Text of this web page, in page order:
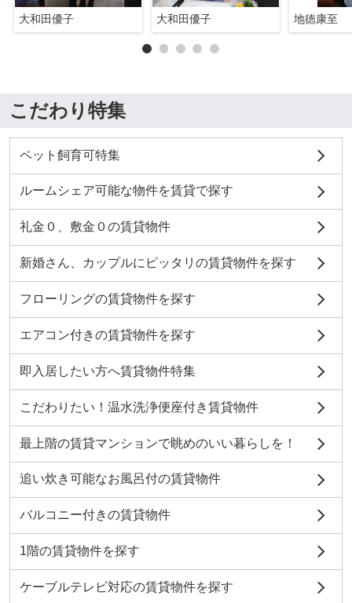
大和田優子 大和田優子 地徳康至
こだわり特集
ペット飼育可特集
ルームシェア可能な物件を賃貸で探す
礼金０、敷金０の賃貸物件
新婚さん、カップルにピッタリの賃貸物件を探す
フローリングの賃貸物件を探す
エアコン付きの賃貸物件を探す
即入居したい方へ賃貸物件特集
こだわりたい！温水洗浄便座付き賃貸物件
最上階の賃貸マンションで眺めのいい暮らしを！
追い炊き可能なお風呂付の賃貸物件
バルコニー付きの賃貸物件
1階の賃貸物件を探す
ケーブルテレビ対応の賃貸物件を探す